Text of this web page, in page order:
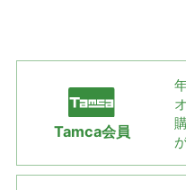
Tamca会員